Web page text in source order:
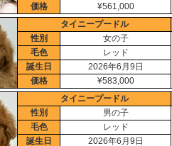
価格
¥561,000
タイニープードル
性別
女の子
毛色
レッド
誕生日
2026年6月9日
価格
¥583,000
タイニープードル
性別
男の子
毛色
レッド
誕生日
2026年6月9日